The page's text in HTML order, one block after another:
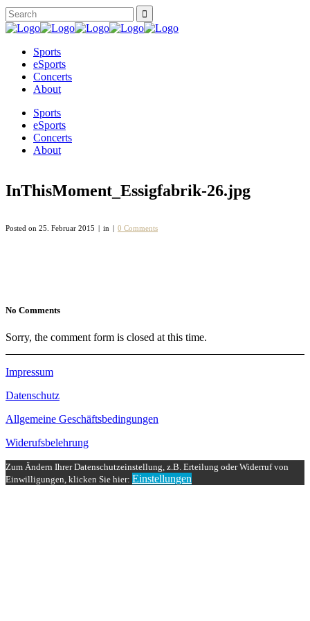
Sports
eSports
Concerts
About
Sports
eSports
Concerts
About
InThisMoment_Essigfabrik-26.jpg
Posted on 25. Februar 2015 in 0 Comments
No Comments
Sorry, the comment form is closed at this time.
Impressum
Datenschutz
Allgemeine Geschäftsbedingungen
Widerufsbelehrung
Zum Ändern Ihrer Datenschutzeinstellung, z.B. Erteilung oder Widerruf von
Einwilligungen, klicken Sie hier: Einstellungen